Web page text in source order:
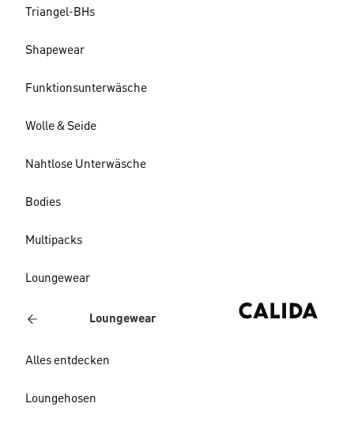
Triangel-BHs
Shapewear
Funktionsunterwäsche
Wolle & Seide
Nahtlose Unterwäsche
Bodies
Multipacks
Loungewear
Loungewear
Alles entdecken
Loungehosen